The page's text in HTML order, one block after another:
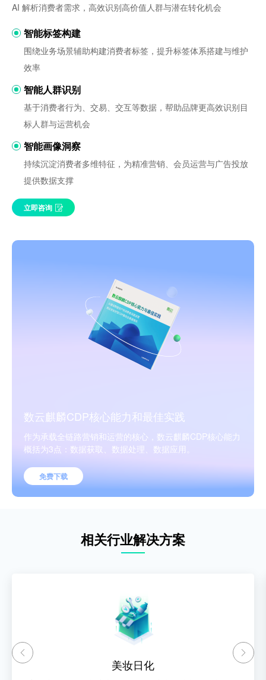
AI 解析消费者需求，高效识别高价值人群与潜在转化机会
智能标签构建
围绕业务场景辅助构建消费者标签，提升标签体系搭建与维护
效率
智能人群识别
基于消费者行为、交易、交互等数据，帮助品牌更高效识别目
标人群与运营机会
智能画像洞察
持续沉淀消费者多维特征，为精准营销、会员运营与广告投放
提供数据支撑
立即咨询
数云麒麟CDP核心能力和最佳实践
作为承载全链路营销和运营的核心，数云麒麟CDP核心能力
概括为3点：数据获取、数据处理、数据应用。
免费下载
相关行业解决方案
美妆日化